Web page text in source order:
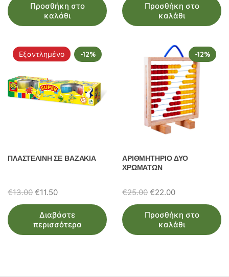
Προσθήκη στο
καλάθι
Προσθήκη στο
καλάθι
Εξαντλημένο -12%
ΠΛΑΣΤΕΛΙΝΗ ΣΕ ΒΑΖΑΚΙΑ
€13.00 Original
price
was:
€13.00.
€11.50Η
τρέχουσα
τιμή
είναι:
Διαβάστε
περισσότερα
-12%
ΑΡΙΘΜΗΤΗΡΙΟ ΔΥΟ
ΧΡΩΜΑΤΩΝ
€25.00 Original
price
was:
€25.00.
€22.00Η
τρέχουσα
τιμή
είναι:
Προσθήκη στο
καλάθι